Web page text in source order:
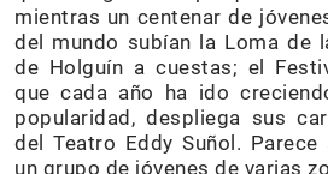
mientras un centenar de
del mundo subían la Loma de
de Holguín a cuestas; el
que cada año ha ido
popularidad, despliega sus
del Teatro Eddy Suñol.
un grupo de jóvenes de varias